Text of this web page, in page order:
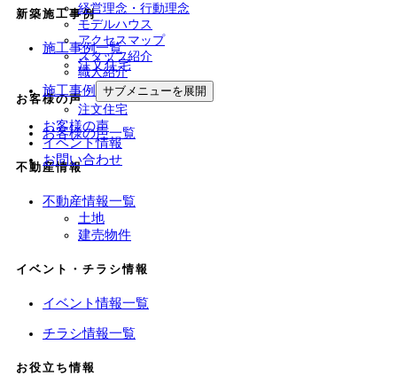
経営理念・行動理念
モデルハウス
アクセスマップ
スタッフ紹介
職人紹介
施工事例
サブメニューを展開
注文住宅
お客様の声
イベント情報
お問い合わせ
新築施工事例
施工事例一覧
注文住宅
お客様の声
お客様の声一覧
不動産情報
不動産情報一覧
土地
建売物件
イベント・チラシ情報
イベント情報一覧
チラシ情報一覧
お役立ち情報